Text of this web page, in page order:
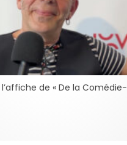
de « De la Comédie-